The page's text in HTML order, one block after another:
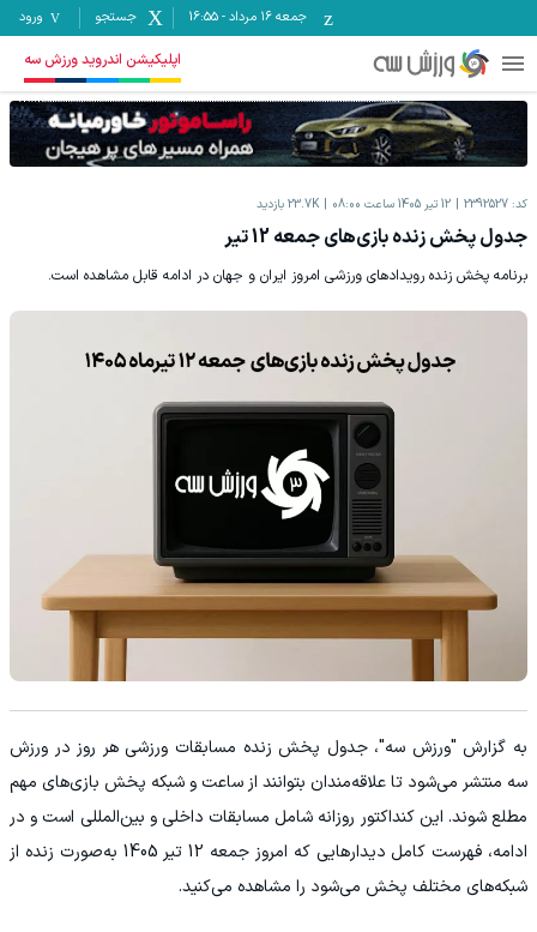
جمعه ۱۶ مرداد -
16:55 جستجو ورود
اپلیکیشن اندروید ورزش سه
کد: 2392527 12 تیر 1405 ساعت 08:00 23.7K بازدید
جدول پخش زنده بازی‌های جمعه 12 تیر
برنامه پخش زنده رویدادهای ورزشی امروز ایران و جهان در ادامه قابل مشاهده است.
به گزارش "ورزش سه"، جدول پخش زنده مسابقات ورزشی هر روز در ورزش
سه منتشر می‌شود تا علاقه‌مندان بتوانند از ساعت و شبکه پخش بازی‌های مهم
مطلع شوند. این کنداکتور روزانه شامل مسابقات داخلی و بین‌المللی است و در
ادامه، فهرست کامل دیدارهایی که امروز جمعه 12 تیر 1405 به‌صورت زنده از
شبکه‌های مختلف پخش می‌شود را مشاهده می‌کنید.